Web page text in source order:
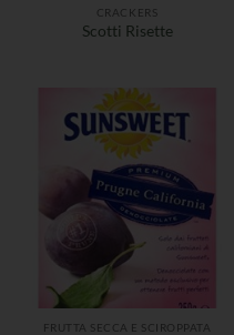
CRACKERS
Scotti Risette
FRUTTA SECCA E SCIROPPATA